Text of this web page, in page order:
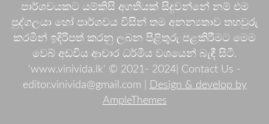
පාර්ශවයකට යම්කිසි අගතියක් සිදුවන්නේ නම් එම
පුද්ගලයා හෝ පාර්ශවය විසින් තම අනන්‍යතාව තහවුරු
කරමින් ඉදිරිපත් කරනු ලබන පිළිතුරු පළකිරීමට මෙම
වෙබ් අඩවිය ආචාර ධර්මීය වශයෙන් බැඳී සිටී.
'www.vinivida.lk' © 2021- 2024| Contact Us -
editor.vinivida@gmail.com |
Design & develop by
AmpleThemes